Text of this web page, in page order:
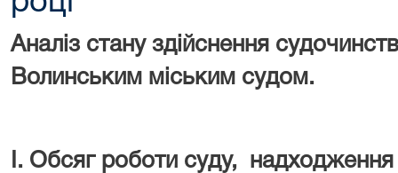
Аналіз стану здійснення
Волинським міським судом.
І. Обсяг роботи суду,
надходження